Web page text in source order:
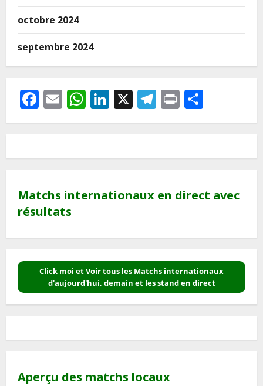
octobre 2024
septembre 2024
Facebook
EmailWhatsApp
LinkedIn
X Telegram
Print
Matchs internationaux en direct avec
résultats
Click moi et Voir tous les Matchs internationaux
d'aujourd'hui, demain et les stand en direct
Aperçu des matchs locaux